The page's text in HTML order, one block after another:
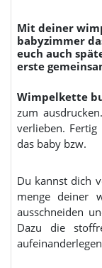
Mit deiner
babyzimmer
euch auch
erste
Wimpelkette
zum
verlieben.
das baby bzw.
Du kannst dich
menge deiner
ausschneiden
Dazu die